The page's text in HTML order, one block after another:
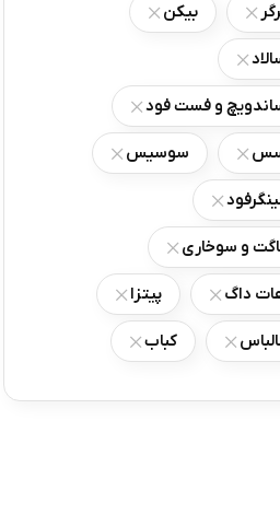
بیکن
و فست فود
سوسیس
و سوخاری
داگ پیتزا
کباب